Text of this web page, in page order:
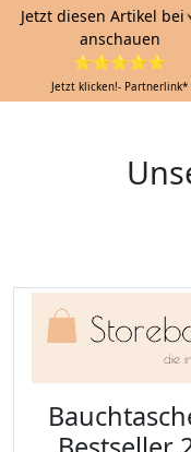
Jetzt diesen Artikel bei
anschauen
⭐⭐⭐⭐⭐
Jetzt klicken!- Partnerlink*